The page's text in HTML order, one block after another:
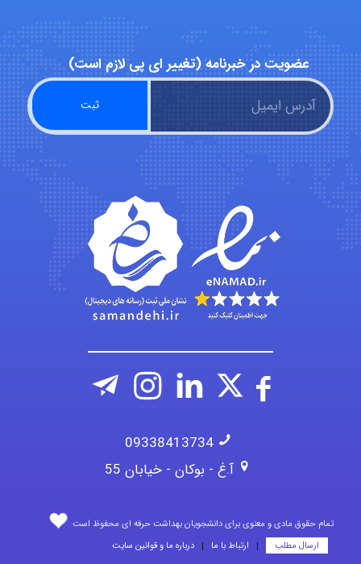
Alirez0990
hosein abdolvand
Kati
emami
عضویت در خبرنامه (تغییر ای پی لازم است)
09338413734
آ.غ - بوکان - خیابان 55
تمام حقوق مادی و معنوی برای دانشجویان بهداشت حرفه ای محفوظ است
ارسال مطلب
ارتباط با ما درباره ما و قوانین سایت